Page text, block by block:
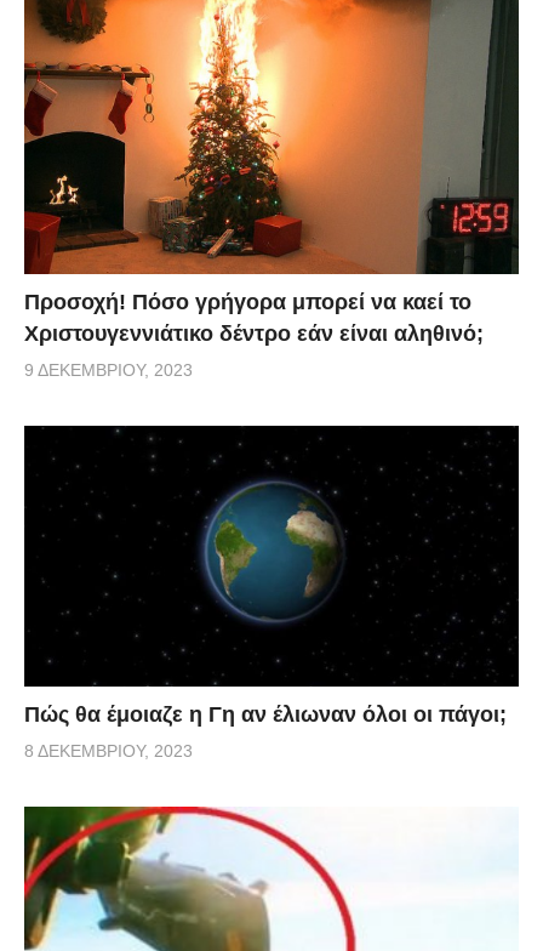
Προσοχή! Πόσο γρήγορα μπορεί να καεί το
Χριστουγεννιάτικο δέντρο εάν είναι αληθινό;
9 ΔΕΚΕΜΒΡΊΟΥ, 2023
Πώς θα έμοιαζε η Γη αν έλιωναν όλοι οι πάγοι;
8 ΔΕΚΕΜΒΡΊΟΥ, 2023